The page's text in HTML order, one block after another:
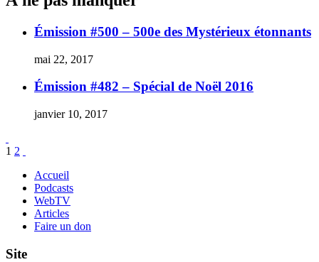
Émission #500 – 500e des Mystérieux étonnants
mai 22, 2017
Émission #482 – Spécial de Noël 2016
janvier 10, 2017
Pagination
des
publications
Page
1 Page
2
Accueil
Podcasts
WebTV
Articles
Faire un don
Site